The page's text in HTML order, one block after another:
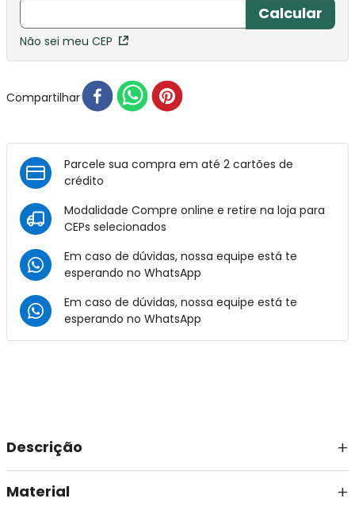
Não sei meu CEP
Compartilhar
Parcele sua compra em até 2 cartões de
crédito
Modalidade Compre online e retire na loja para
CEPs selecionados
Em caso de dúvidas, nossa equipe está te
esperando no WhatsApp
Em caso de dúvidas, nossa equipe está te
esperando no WhatsApp
Descrição
Material